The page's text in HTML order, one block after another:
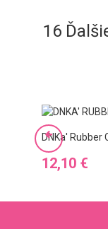
16
DNKa' Rubber
Cena
12,10 €